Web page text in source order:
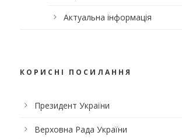
Актуальна інформація
КОРИСНІ ПОСИЛАННЯ
Президент України
Верховна Рада України